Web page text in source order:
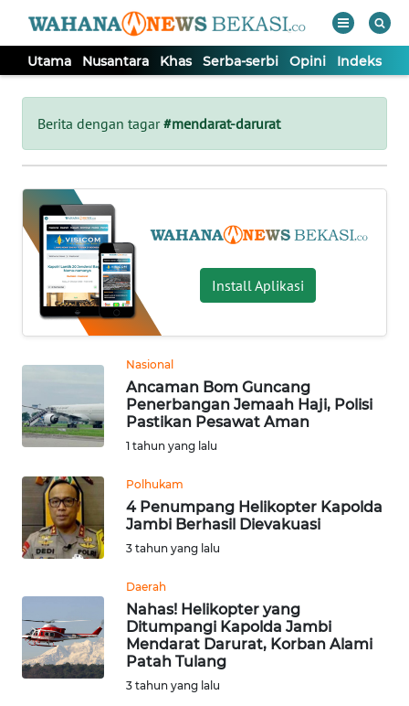
Utama Nusantara Khas Serba-serbi Opini Indeks
Berita dengan tagar#mendarat-darurat
Install Aplikasi
Nasional
Ancaman Bom Guncang
Penerbangan Jemaah Haji, Polisi
Pastikan Pesawat Aman
1 tahun yang lalu
Polhukam
4 Penumpang Helikopter Kapolda
Jambi Berhasil Dievakuasi
3 tahun yang lalu
Daerah
Nahas! Helikopter yang
Ditumpangi Kapolda Jambi
Mendarat Darurat, Korban Alami
Patah Tulang
3 tahun yang lalu
Tutup
UTAMA
NUSANTARA
KHAS
SERBA-
SERBI
Informasi
INDEKS
BERITA
KONTAK
INFO
IKLAN
TENTANG